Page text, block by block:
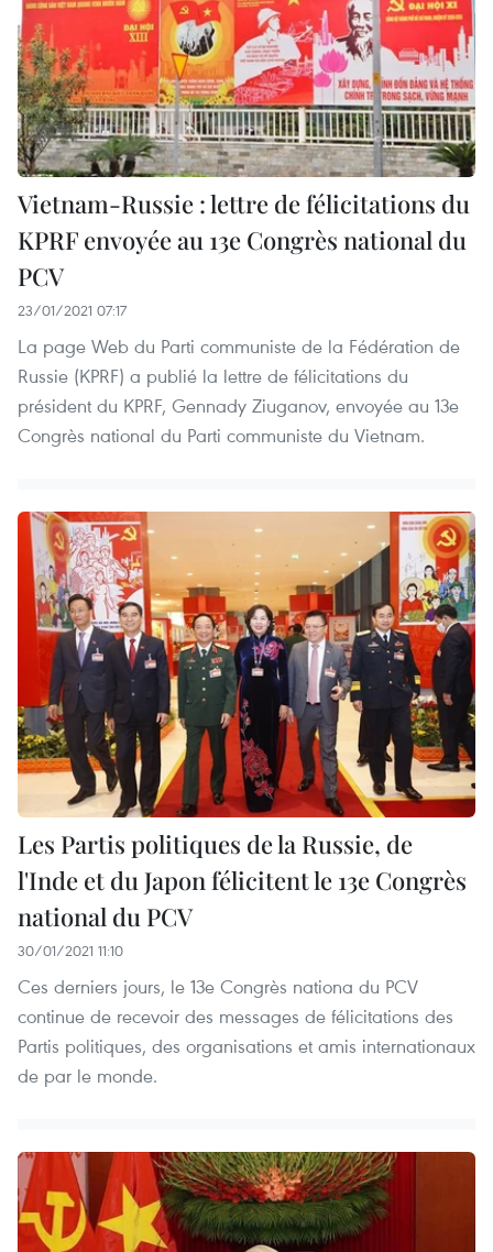
Vietnam-Russie : lettre de félicitations du
KPRF envoyée au 13e Congrès national du
PCV
23/01/2021 07:17
La page Web du Parti communiste de la Fédération de
Russie (KPRF) a publié la lettre de félicitations du
président du KPRF, Gennady Ziuganov, envoyée au 13e
Congrès national du Parti communiste du Vietnam.
Les Partis politiques de la Russie, de
l'Inde et du Japon félicitent le 13e Congrès
national du PCV
30/01/2021 11:10
Ces derniers jours, le 13e Congrès nationa du PCV
continue de recevoir des messages de félicitations des
Partis politiques, des organisations et amis internationaux
de par le monde.